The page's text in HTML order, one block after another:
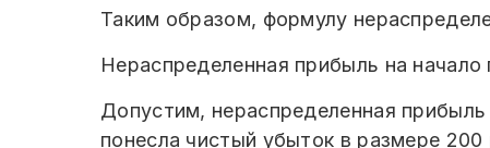
Таким образом, формулу
Нераспределенная прибыль на
Допустим, нераспределенная прибыль
понесла чистый убыток в размере